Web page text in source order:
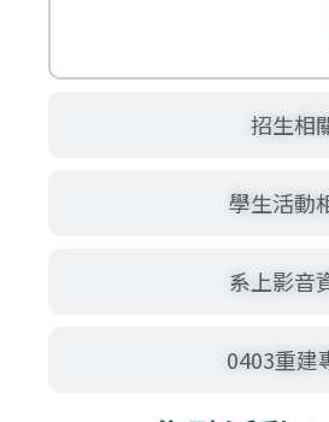
招生相
學生活動
系上影音
0403重建